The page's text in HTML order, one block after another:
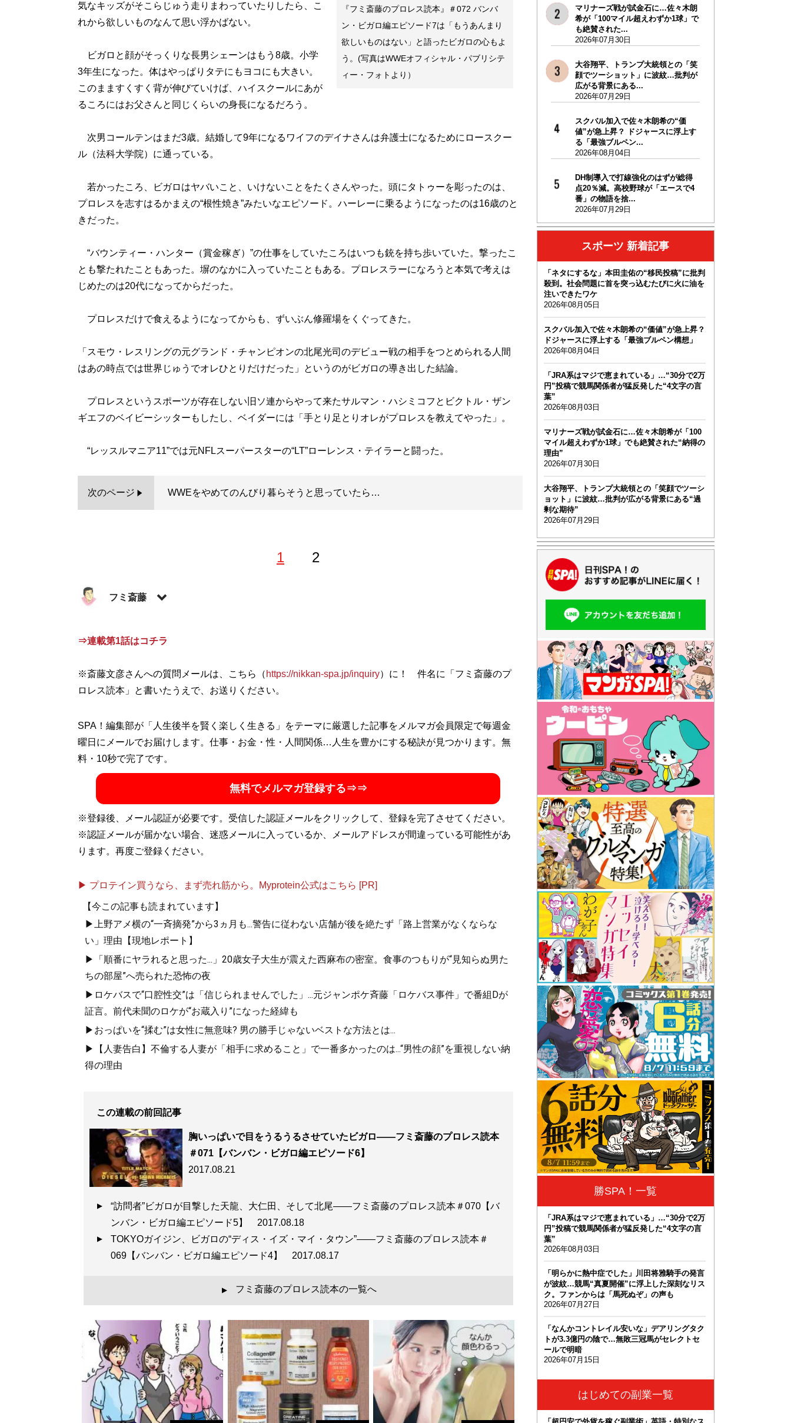
『フミ斎藤のプロレス読本』＃072 バンバ
ン・ビガロ編エピソード7は「もうあんまり
欲しいものはない」と語ったビガロの心もよ
う。(写真はWWEオフィシャル・パブリシテ
ィー・フォトより）
気なキッズがそこらじゅう走りまわっていたりしたら、こ
れから欲しいものなんて思い浮かばない。
ビガロと顔がそっくりな長男シェーンはもう8歳。小学
3年生になった。体はやっぱりタテにもヨコにも大きい。
このまますくすく背が伸びていけば、ハイスクールにあが
るころにはお父さんと同じくらいの身長になるだろう。
次男コールテンはまだ3歳。結婚して9年になるワイフのデイナさんは弁護士になるためにロースクー
ル（法科大学院）に通っている。
若かったころ、ビガロはヤバいこと、いけないことをたくさんやった。頭にタトゥーを彫ったのは、
プロレスを志すはるかまえの“根性焼き”みたいなエピソード。ハーレーに乗るようになったのは16歳のと
きだった。
“バウンティー・ハンター（賞金稼ぎ）”の仕事をしていたころはいつも銃を持ち歩いていた。撃ったこ
とも撃たれたこともあった。塀のなかに入っていたこともある。プロレスラーになろうと本気で考えは
じめたのは20代になってからだった。
プロレスだけで食えるようになってからも、ずいぶん修羅場をくぐってきた。
「スモウ・レスリングの元グランド・チャンピオンの北尾光司のデビュー戦の相手をつとめられる人間
はあの時点では世界じゅうでオレひとりだけだった」というのがビガロの導き出した結論。
プロレスというスポーツが存在しない旧ソ連からやって来たサルマン・ハシミコフとビクトル・ザン
ギエフのベイビーシッターもしたし、ベイダーには「手とり足とりオレがプロレスを教えてやった」。
“レッスルマニア11”では元NFLスーパースターの“LT”ローレンス・テイラーと闘った。
次のページ WWEをやめてのんびり暮らそうと思っていたら…
1 2
フミ斎藤
記事一覧へ
⇒連載第1話はコチラ
※斎藤文彦さんへの質問メールは、こちら（ https://nikkan-spa.jp/inquiry）に！ 件名に「フミ斎藤のプ
ロレス読本」と書いたうえで、お送りください。
SPA！編集部が「人生後半を賢く楽しく生きる」をテーマに厳選した記事をメルマガ会員限定で毎週金
曜日にメールでお届けします。仕事・お金・性・人間関係…人生を豊かにする秘訣が見つかります。無
料・10秒で完了です。
無料でメルマガ登録する⇒⇒
※登録後、メール認証が必要です。受信した認証メールをクリックして、登録を完了させてください。
※認証メールが届かない場合、迷惑メールに入っているか、メールアドレスが間違っている可能性があ
ります。再度ご登録ください。
▶ プロテイン買うなら、まず売れ筋から。Myprotein公式はこちら [PR]
【今この記事も読まれています】
▶上野アメ横の“一斉摘発”から3ヵ月も...警告に従わない店舗が後を絶たず「路上営業がなくならな
い」理由【現地レポート】
▶「順番にヤラれると思った...」20歳女子大生が震えた西麻布の密室。食事のつもりが“見知らぬ男た
ちの部屋”へ売られた恐怖の夜
▶ロケバスで“口腔性交”は「信じられませんでした」...元ジャンポケ斉藤「ロケバス事件」で番組Dが
証言。前代未聞のロケが“お蔵入り”になった経緯も
▶おっぱいを“揉む”は女性に無意味? 男の勝手じゃないベストな方法とは...
▶【人妻告白】不倫する人妻が「相手に求めること」で一番多かったのは...“男性の顔”を重視しない納
得の理由
この連載の前回記事
胸いっぱいで目をうるうるさせていたビガロ――フミ斎藤のプロレス読本
＃071【バンバン・ビガロ編エピソード6】
2017.08.21
“訪問者”ビガロが目撃した天龍、大仁田、そして北尾――フミ斎藤のプロレス読本＃070【バ
ンバン・ビガロ編エピソード5】 2017.08.18
TOKYOガイジン、ビガロの“ディス・イズ・マイ・タウン”――フミ斎藤のプロレス読本＃
069【バンバン・ビガロ編エピソード4】 2017.08.17
▲ フミ斎藤のプロレス読本の一覧へ
マリナーズ戦が試金石に…佐々木朗
希が「100マイル超えわずか1球」で
も絶賛された...
2026年07月30日
大谷翔平、トランプ大統領との「笑
顔でツーショット」に波紋…批判が
広がる背景にある...
2026年07月29日
スクバル加入で佐々木朗希の“価
値”が急上昇？ ドジャースに浮上す
る「最強ブルペン...
2026年08月04日
DH制導入で打線強化のはずが総得
点20％減。高校野球が「エースで4
番」の物語を捨...
2026年07月29日
スポーツ 新着記事
「ネタにするな」本田圭佑の“移民投稿”に批判
殺到。社会問題に首を突っ込むたびに火に油を
注いできたワケ
2026年08月05日
スクバル加入で佐々木朗希の“価値”が急上昇？
ドジャースに浮上する「最強ブルペン構想」
2026年08月04日
「JRA系はマジで恵まれている」…“30分で2万
円”投稿で競馬関係者が猛反発した“4文字の言
葉”
2026年08月03日
マリナーズ戦が試金石に…佐々木朗希が「100
マイル超えわずか1球」でも絶賛された“納得の
理由”
2026年07月30日
大谷翔平、トランプ大統領との「笑顔でツーシ
ョット」に波紋…批判が広がる背景にある“過
剰な期待”
2026年07月29日
勝SPA！一覧
「JRA系はマジで恵まれている」…“30分で2万
円”投稿で競馬関係者が猛反発した“4文字の言
葉”
2026年08月03日
「明らかに熱中症でした」川田将雅騎手の発言
が波紋…競馬“真夏開催”に浮上した深刻なリス
ク。ファンからは「馬死ぬぞ」の声も
2026年07月27日
「なんかコントレイル安いな」デアリングタク
トが3.3億円の陰で…無敗三冠馬がセレクトセ
ールで明暗
2026年07月15日
はじめての副業一覧